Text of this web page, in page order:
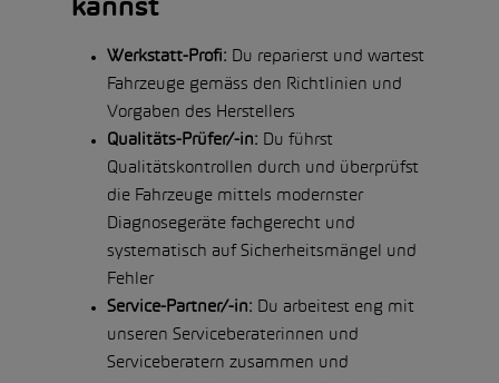
kannst
Werkstatt-Profi: Du reparierst und wartest
Fahrzeuge gemäss den Richtlinien und
Vorgaben des Herstellers
Qualitäts-Prüfer/-in: Du führst
Qualitätskontrollen durch und überprüfst
die Fahrzeuge mittels modernster
Diagnosegeräte fachgerecht und
systematisch auf Sicherheitsmängel und
Fehler
Service-Partner/-in: Du arbeitest eng mit
unseren Serviceberaterinnen und
Serviceberatern zusammen und